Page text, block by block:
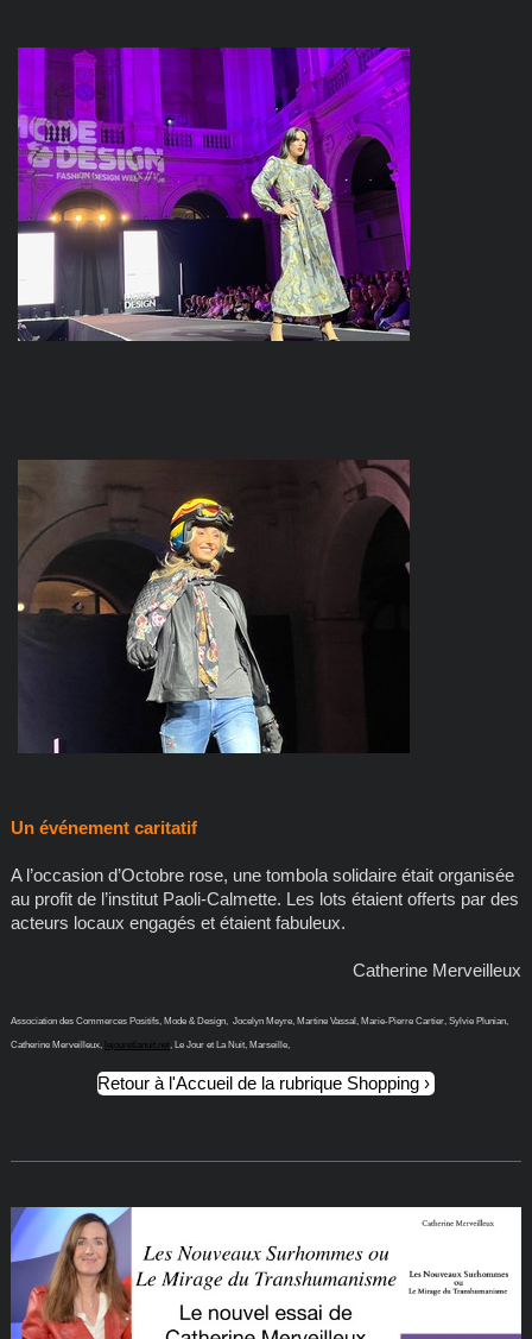
Un événement caritatif
A l’occasion d’Octobre rose, une tombola solidaire était organisée
au profit de l’institut Paoli-Calmette. Les lots étaient offerts par des
acteurs locaux engagés et étaient fabuleux.
Catherine Merveilleux
Association des Commerces Positifs, Mode & Design, Jocelyn Meyre, Martine Vassal, Marie-Pierre Cartier, Sylvie Plunian,
Catherine Merveilleux, lejouretlanuit.net, Le Jour et La Nuit, Marseille,
Retour à l'Accueil de la rubrique Shopping